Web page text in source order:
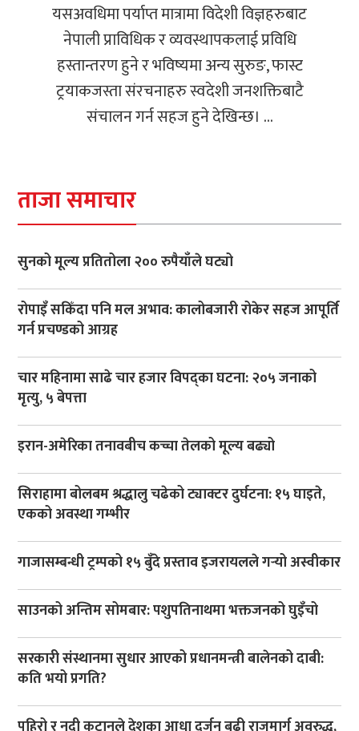
यसअवधिमा पर्याप्त मात्रामा विदेशी विज्ञहरुबाट
नेपाली प्राविधिक र व्यवस्थापकलाई प्रविधि
हस्तान्तरण हुने र भविष्यमा अन्य सुरुङ, फास्ट
ट्रयाकजस्ता संरचनाहरु स्वदेशी जनशक्तिबाटै
संचालन गर्न सहज हुने देखिन्छ। ...
ताजा समाचार
सुनको मूल्य प्रतितोला २०० रुपैयाँले घट्यो
रोपाइँ सकिँदा पनि मल अभाव: कालोबजारी रोकेर सहज आपूर्ति
गर्न प्रचण्डको आग्रह
चार महिनामा साढे चार हजार विपद्का घटना: २०५ जनाको
मृत्यु, ५ बेपत्ता
इरान-अमेरिका तनावबीच कच्चा तेलको मूल्य बढ्यो
सिराहामा बोलबम श्रद्धालु चढेको ट्याक्टर दुर्घटना: १५ घाइते,
एकको अवस्था गम्भीर
गाजासम्बन्धी ट्रम्पको १५ बुँदे प्रस्ताव इजरायलले गर्‍यो अस्वीकार
साउनको अन्तिम सोमबार: पशुपतिनाथमा भक्तजनको घुइँचो
सरकारी संस्थानमा सुधार आएको प्रधानमन्त्री बालेनको दाबी:
कति भयो प्रगति?